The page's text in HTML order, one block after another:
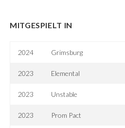
MITGESPIELT IN
2024 Grimsburg
2023 Elemental
2023 Unstable
2023 Prom Pact